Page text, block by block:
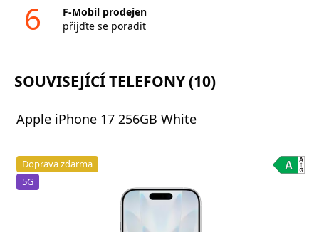
6
F-Mobil prodejen
přijďte se poradit
SOUVISEJÍCÍ TELEFONY (10)
Apple iPhone 17 256GB White
Doprava zdarma
5G